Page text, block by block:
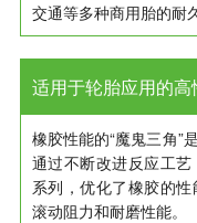
交通等多种商用胎的耐
适用于轮胎应用的
橡胶性能的“魔鬼三角”
通过不断改进反应工
系列，优化了橡胶的
滚动阻力和耐磨性能。